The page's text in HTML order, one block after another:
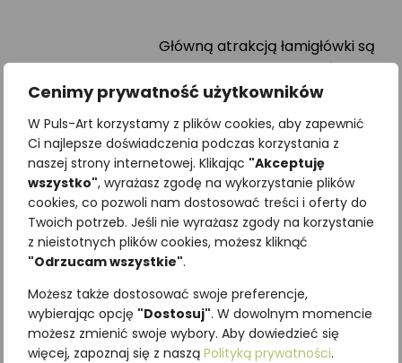
Cenimy prywatność użytkowników
W Puls-Art korzystamy z plików cookies, aby zapewnić
Ci najlepsze doświadczenia podczas korzystania z
naszej strony internetowej. Klikając "Akceptuję
wszystko", wyrażasz zgodę na wykorzystanie plików
cookies, co pozwoli nam dostosować treści i oferty do
Twoich potrzeb. Jeśli nie wyrażasz zgody na korzystanie
z nieistotnych plików cookies, możesz kliknąć
"Odrzucam wszystkie".
Możesz także dostosować swoje preferencje,
wybierając opcję "Dostosuj". W dowolnym momencie
możesz zmienić swoje wybory. Aby dowiedzieć się
więcej, zapoznaj się z naszą Polityką prywatności.
Główną atrakcją łamigłówki są
drewniane elementy, którymi
należy tak manewrować i
przesuwać, by pasowały do
danej ilustracji.
Gra rozwija logiczne myślenie,
koncentrację i koordynację
ręka-oko.
Może spodoba się również…